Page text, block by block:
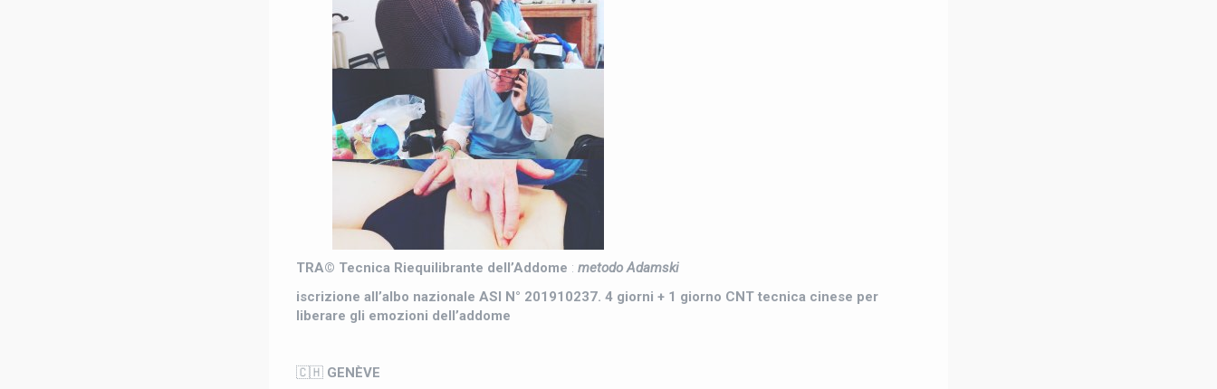
TRA© Tecnica Riequilibrante dell’Addome : metodo Adamski
iscrizione all’albo nazionale ASI N° 201910237. 4 giorni + 1 giorno CNT tecnica cinese per
liberare gli emozioni dell’addome
🇨🇭 GENÈVE